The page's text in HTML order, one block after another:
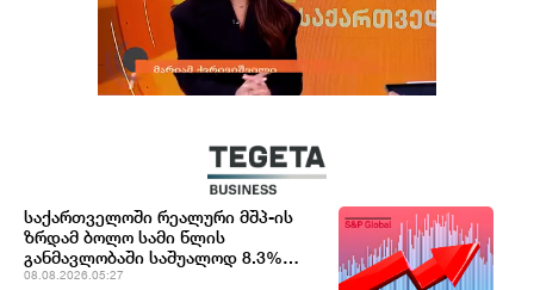
საქართველოში რეალური მშპ-ის
ზრდამ ბოლო სამი წლის
განმავლობაში საშუალოდ 8.3%
შეადგინა, რაც მსოფლიოში ერთ-
08.08.2026.05:27